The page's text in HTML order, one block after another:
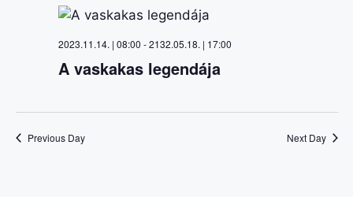
e
2023.11.14. | 08:00 -2132.05.18. | 17:00
A vaskakas legendája
Previous Day Next Day